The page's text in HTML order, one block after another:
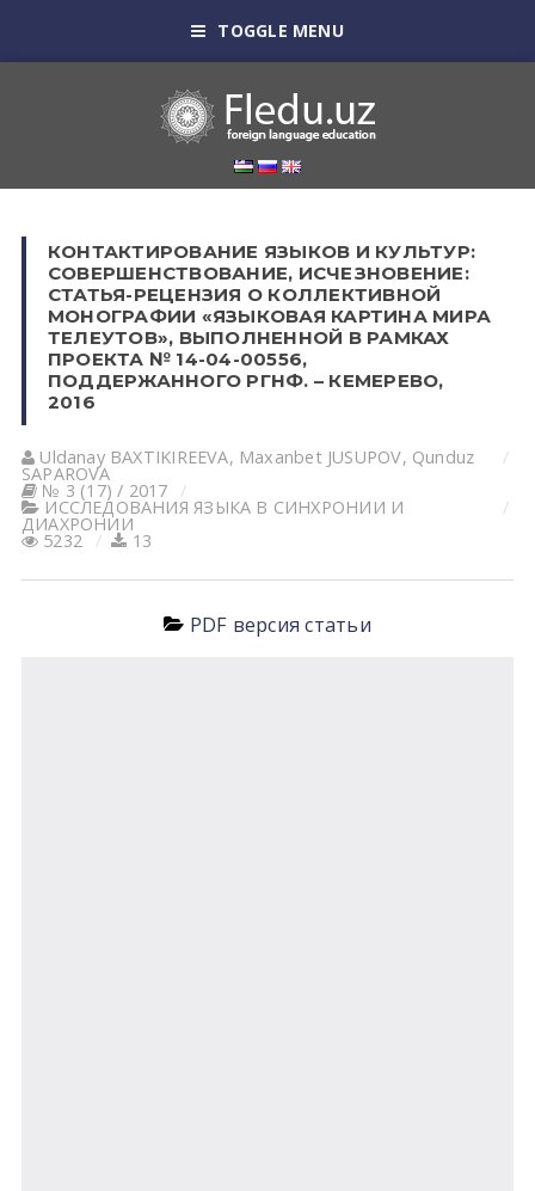
TOGGLE MENU
КОНТАКТИРОВАНИЕ ЯЗЫКОВ И КУЛЬТУР:
СОВЕРШЕНСТВОВАНИЕ, ИСЧЕЗНОВЕНИЕ:
СТАТЬЯ-РЕЦЕНЗИЯ О КОЛЛЕКТИВНОЙ
МОНОГРАФИИ «ЯЗЫКОВАЯ КАРТИНА МИРА
ТЕЛЕУТОВ», ВЫПОЛНЕННОЙ В РАМКАХ
ПРОЕКТА № 14-04-00556,
ПОДДЕРЖАННОГО РГНФ. – КЕМЕРЕВО,
2016
Uldanay BАXTIKIREEVА, Maxanbet JUSUPOV, Qunduz
SАPАROVА
№ 3 (17) / 2017
ИССЛЕДОВАНИЯ ЯЗЫКА В СИНХРОНИИ И
ДИАХРОНИИ
5232 13
PDF версия статьи